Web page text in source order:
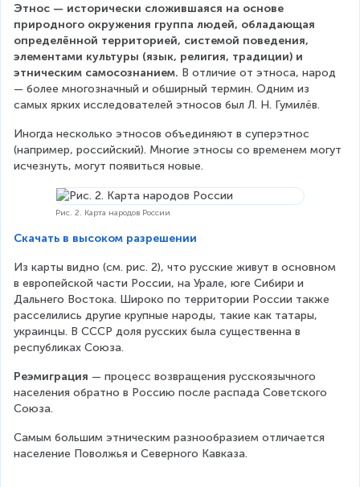
Этнос — исторически сложившаяся на основе
природного окружения группа людей, обладающая
определённой территорией, системой поведения,
элементами культуры (язык, религия, традиции) и
этническим самосознанием. В отличие от этноса, народ
— более многозначный и обширный термин. Одним из
самых ярких исследователей этносов был Л. Н. Гумилёв.
Иногда несколько этносов объединяют в суперэтнос
(например, российский). Многие этносы со временем могут
исчезнуть, могут появиться новые.
Рис. 2. Карта народов России
Скачать в высоком разрешении
Из карты видно (см. рис. 2), что русские живут в основном
в европейской части России, на Урале, юге Сибири и
Дальнего Востока. Широко по территории России также
расселились другие крупные народы, такие как татары,
украинцы. В СССР доля русских была существенна в
республиках Союза.
Реэмиграция — процесс возвращения русскоязычного
населения обратно в Россию после распада Советского
Союза.
Самым большим этническим разнообразием отличается
население Поволжья и Северного Кавказа.